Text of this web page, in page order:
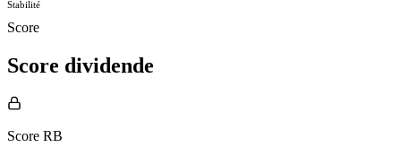
Stabilité
Score
Score dividende
Score RB